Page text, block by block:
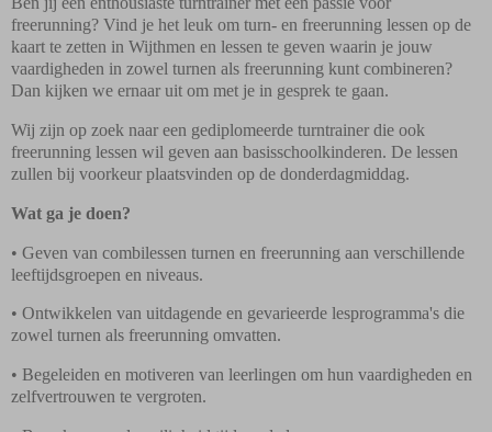
freerunning? Vind je het leuk om turn- en freerunning lessen op de
kaart te zetten in Wijthmen en lessen te geven waarin je jouw
vaardigheden in zowel turnen als freerunning kunt combineren?
Dan kijken we ernaar uit om met je in gesprek te gaan.
Wij zijn op zoek naar een gediplomeerde turntrainer die ook
freerunning lessen wil geven aan basisschoolkinderen. De lessen
zullen bij voorkeur plaatsvinden op de donderdagmiddag.
Wat ga je doen?
• Geven van combilessen turnen en freerunning aan verschillende
leeftijdsgroepen en niveaus.
• Ontwikkelen van uitdagende en gevarieerde lesprogramma's die
zowel turnen als freerunning omvatten.
• Begeleiden en motiveren van leerlingen om hun vaardigheden en
zelfvertrouwen te vergroten.